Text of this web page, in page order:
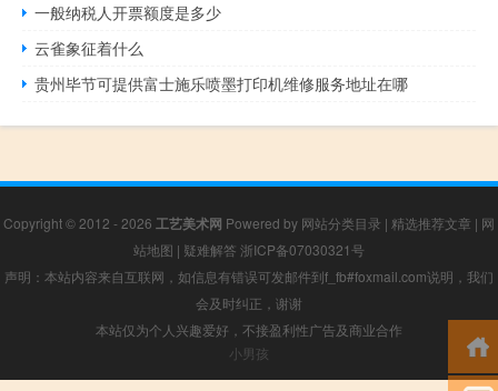
一般纳税人开票额度是多少
云雀象征着什么
贵州毕节可提供富士施乐喷墨打印机维修服务地址在哪
Copyright © 2012 - 2026 工艺美术网 Powered by 网站分类目录 | 精选推荐文章 | 网
站地图 | 疑难解答 浙ICP备07030321号
声明：本站内容来自互联网，如信息有错误可发邮件到f_fb#foxmail.com说明，我们
会及时纠正，谢谢
本站仅为个人兴趣爱好，不接盈利性广告及商业合作
小男孩